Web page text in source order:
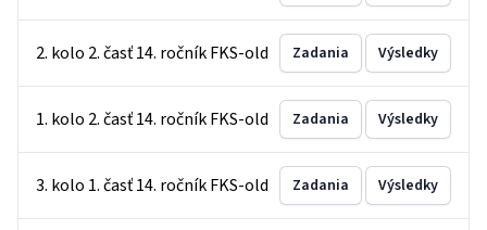
2. kolo 2. časť 14. ročník FKS-old Zadania Výsledky
1. kolo 2. časť 14. ročník FKS-old Zadania Výsledky
3. kolo 1. časť 14. ročník FKS-old Zadania Výsledky